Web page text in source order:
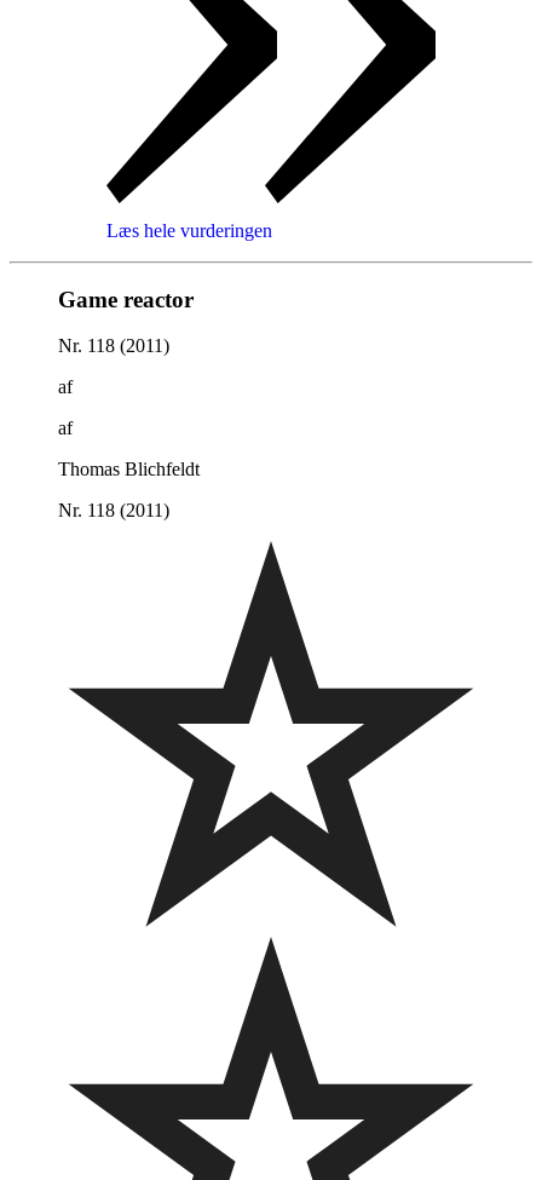
Læs hele vurderingen
Game reactor
Nr. 118 (2011)
af
af
Thomas Blichfeldt
Nr. 118 (2011)